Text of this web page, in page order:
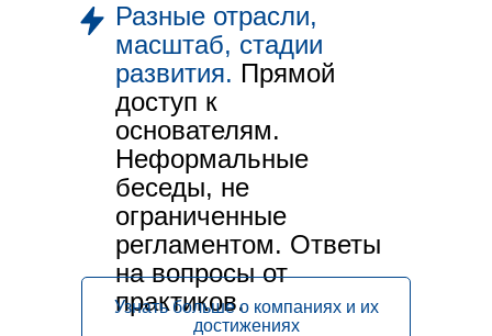
Узнать больше о компаниях, куда мы
едем
Разные отрасли,
масштаб, стадии
развития. Прямой
доступ к
основателям.
Неформальные
беседы, не
ограниченные
регламентом. Ответы
на вопросы от
практиков.
Узнать больше о компаниях и их
достижениях